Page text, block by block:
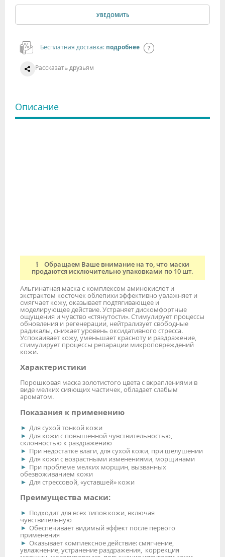
УВЕДОМИТЬ
Бесплатная доставка: подробнее
Рассказать друзьям
Описание
❕ Обращаем Ваше внимание на то, что маски
продаются исключительно упаковками по 10 шт.
Альгинатная маска с комплексом аминокислот и
экстрактом косточек облепихи эффективно увлажняет и
смягчает кожу, оказывает подтягивающее и
моделирующее действие. Устраняет дискомфортные
ощущения и чувство «стянутости». Стимулирует процессы
обновления и регенерации, нейтрализует свободные
радикалы, снижает уровень оксидативного стресса.
Успокаивает кожу, уменьшает красноту и раздражение,
стимулирует процессы репарации микроповреждений
кожи.
Характеристики
Порошковая маска золотистого цвета с вкраплениями в
виде мелких сияющих частичек, обладает слабым
ароматом.
Показания к применению
Для сухой тонкой кожи
Для кожи с повышенной чувствительностью,
склонностью к раздражению
При недостатке влаги, для сухой кожи, при шелушении
Для кожи с возрастными изменениями, морщинами
При проблеме мелких морщин, вызванных
обезвоживанием кожи
Для стрессовой, «уставшей» кожи
Преимущества маски:
Подходит для всех типов кожи, включая
чувствительную
Обеспечивает видимый эффект после первого
применения
Оказывает комплексное действие: смягчение,
увлажнение, устранение раздражения, коррекция